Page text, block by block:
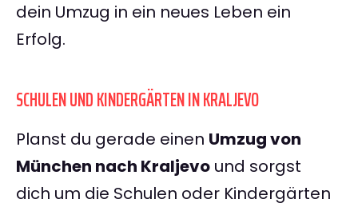
dein Umzug in ein neues Leben ein
Erfolg.
SCHULEN UND KINDERGÄRTEN IN KRALJEVO
Planst du gerade einen Umzug von
München nach Kraljevo und sorgst
dich um die Schulen oder Kindergärten